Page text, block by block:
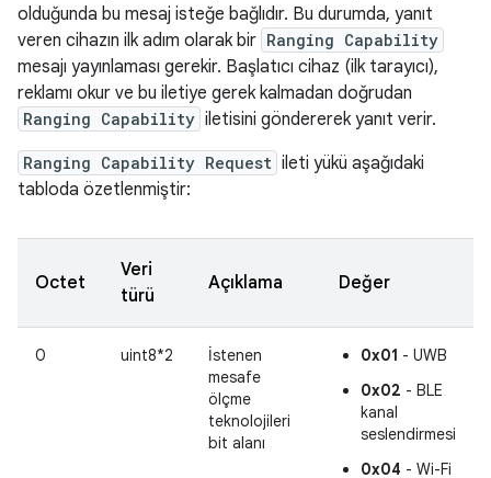
olduğunda bu mesaj isteğe bağlıdır. Bu durumda, yanıt
veren cihazın ilk adım olarak bir Ranging Capability
mesajı yayınlaması gerekir. Başlatıcı cihaz (ilk tarayıcı),
reklamı okur ve bu iletiye gerek kalmadan doğrudan
Ranging Capability iletisini göndererek yanıt verir.
Ranging Capability Request ileti yükü aşağıdaki
tabloda özetlenmiştir:
Octet
Veri
türü
Açıklama Değer
0 uint8*2
İstenen
mesafe
ölçme
teknolojileri
bit alanı
0x01 - UWB
0x02 - BLE
kanal
seslendirmesi
0x04 - Wi-Fi